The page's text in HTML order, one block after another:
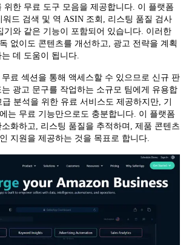
위한 무료 도구 모음을 제공합니다. 이 플랫폼
워드 검색 및 역 ASIN 조회, 리스팅 품질 검사
기와 같은 기능이 포함되어 있습니다. 이러한
없이도 콘텐츠를 개선하고, 광고 전략을 계획
데 도움이 됩니다.
료 섹션을 통해 액세스할 수 있으므로 신규 판
광고 문구를 작업하는 소규모 팀에게 유용합
급 분석을 위한 유료 서비스도 제공하지만, 기
는 무료 기능만으로도 충분합니다. 이 플랫폼
화하고, 리스팅 품질을 추적하며, 제품 콘텐츠
지원을 제공하는 것을 목표로 합니다.